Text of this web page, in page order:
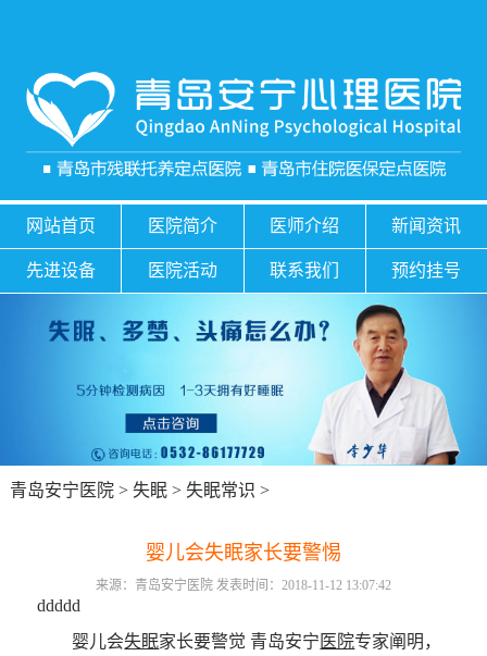
网站首页 医院简介 医师介绍 新闻资讯
先进设备 医院活动 联系我们 预约挂号
青岛安宁医院> 失眠> 失眠常识 >
婴儿会失眠家长要警惕
来源：青岛安宁医院 发表时间：2018-11-12 13:07:42
ddddd
婴儿会失眠家长要警觉 青岛安宁 医院专家阐明，